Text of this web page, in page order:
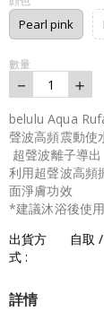
Pearl pink
數量
－ 1 ＋
belulu Aqua
聲波高頻震動使
超聲波離子導出
利用超聲波高頻
面淨膚功效
*建議沐浴後使
出貨方
式 :
自取
詳情